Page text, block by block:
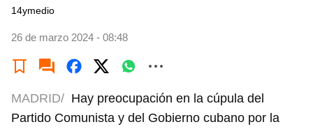
14ymedio
26 de marzo 2024 - 08:48
MADRID/ Hay preocupación en la cúpula del
Partido Comunista y del Gobierno cubano por la